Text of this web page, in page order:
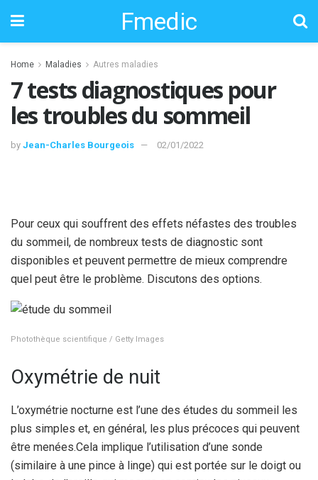
Fmedic
Home Maladies Autres maladies
7 tests diagnostiques pour
les troubles du sommeil
by Jean-Charles Bourgeois 02/01/2022
Pour ceux qui souffrent des effets néfastes des troubles
du sommeil, de nombreux tests de diagnostic sont
disponibles et peuvent permettre de mieux comprendre
quel peut être le problème. Discutons des options.
Photothèque scientifique / Getty Images
Oxymétrie de nuit
L’oxymétrie nocturne est l’une des études du sommeil les
plus simples et, en général, les plus précoces qui peuvent
être menées.Cela implique l’utilisation d’une sonde
(similaire à une pince à linge) qui est portée sur le doigt ou